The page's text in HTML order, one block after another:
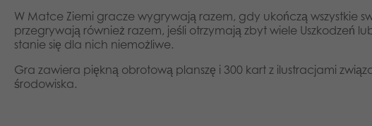
W Matce Ziemi gracze wygrywają razem, gdy ukończą wszystkie
przegrywają również razem, jeśli otrzymają zbyt wiele Uszkodzeń
stanie się dla nich niemożliwe.
Gra zawiera piękną obrotową planszę i 300 kart z ilustracjami
środowiska.